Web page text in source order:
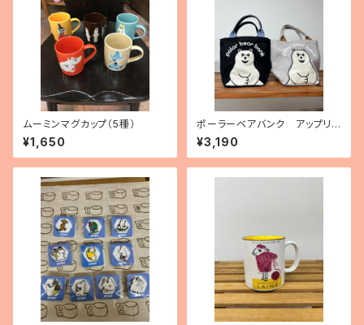
ムーミンマグカップ（5種）
¥1,650
ポーラーベアバンク アップリケ
付きトートバッグ
¥3,190